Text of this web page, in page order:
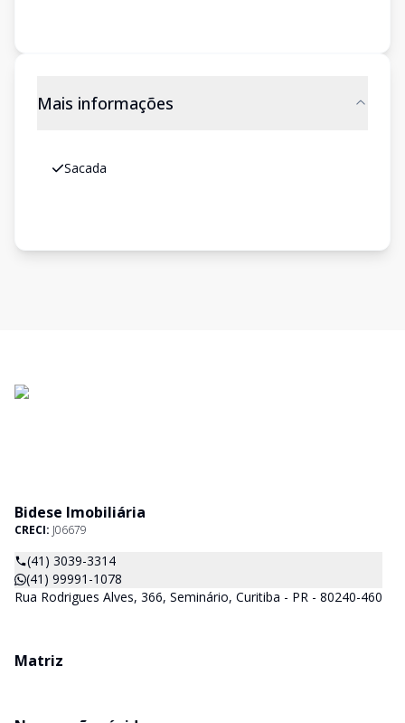
Mais informações
Sacada
Bidese Imobiliária
CRECI: J06679
(41) 3039-3314
(41) 99991-1078
Rua Rodrigues Alves, 366, Seminário, Curitiba - PR - 80240-460
Matriz